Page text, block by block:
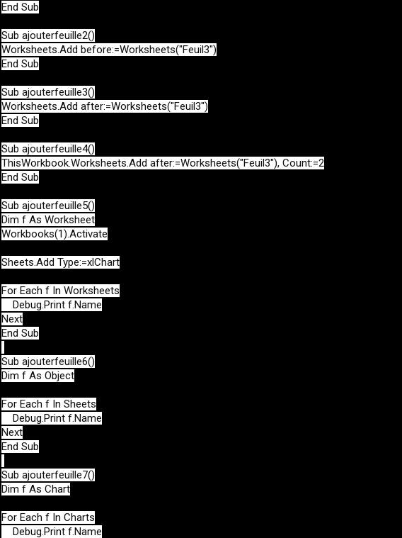
End Sub
Sub ajouterfeuille2()
Worksheets.Add before:=Worksheets("Feuil3")
End Sub
Sub ajouterfeuille3()
Worksheets.Add after:=Worksheets("Feuil3")
End Sub
Sub ajouterfeuille4()
ThisWorkbook.Worksheets.Add after:=Worksheets("Feuil3"), Count:=2
End Sub
Sub ajouterfeuille5()
Dim f As Worksheet
Workbooks(1).Activate
Sheets.Add Type:=xlChart
For Each f In Worksheets
Next
End Sub
Sub ajouterfeuille6()
Dim f As Object
For Each f In Sheets
Next
End Sub
Sub ajouterfeuille7()
Dim f As Chart
For Each f In Charts